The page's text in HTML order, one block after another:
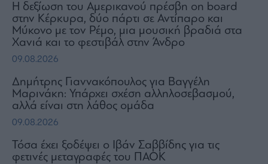
H δεξίωση του Αμερικανού πρέσβη on board
στην Κέρκυρα, δύο πάρτι σε Αντίπαρο και
Μύκονο με τον Ρέμο, μια μουσική βραδιά στα
Χανιά και το φεστιβάλ στην Άνδρο
09.08.2026
Δημήτρης Γιαννακόπουλος για Βαγγέλη
Μαρινάκη: Υπάρχει σχέση αλληλοσεβασμού,
αλλά είναι στη λάθος ομάδα
09.08.2026
Τόσα έχει ξοδέψει ο Ιβάν Σαββίδης για τις
φετινές μεταγραφές του ΠΑΟΚ